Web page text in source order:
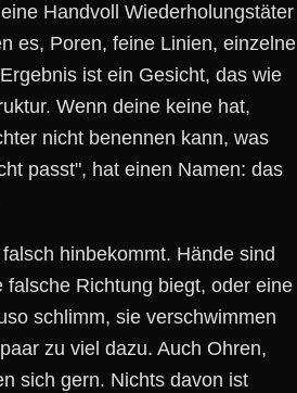
Handvoll Wiederholungstäter
es, Poren, feine Linien, einzelne
ist ein Gesicht, das wie
Wenn deine keine hat,
nicht benennen kann, was
passt", hat einen Namen: das
hinbekommt. Hände sind
Richtung biegt, oder eine
schlimm, sie verschwimmen
zu viel dazu. Auch Ohren,
sich gern. Nichts davon ist